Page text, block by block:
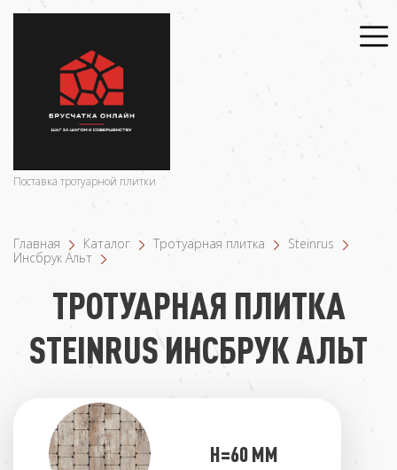
Поставка тротуарной плитки
Главная Каталог Тротуарная плитка
Steinrus
Инсбрук Альт
ТРОТУАРНАЯ ПЛИТКА
STEINRUS ИНСБРУК АЛЬТ
H=60 ММ